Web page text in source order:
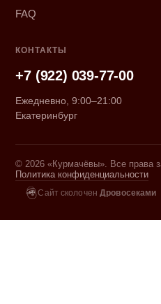
FAQ
КОНТАКТЫ
+7 (922) 039-77-00
Ежедневно, 9:00–21:00
Екатеринбург
© 2026 «Курмачёвы». Все права
Политика конфиденциальности
Сайт сколоченДровосеками